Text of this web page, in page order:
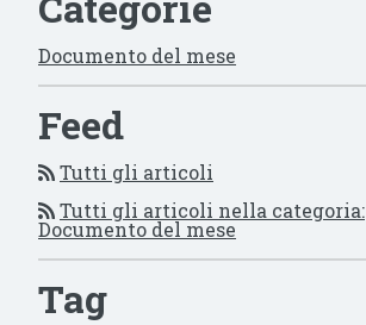
Documento del mese
Feed
Tutti gli articoli
Tutti gli articoli nella categoria:
Documento del mese
Tag